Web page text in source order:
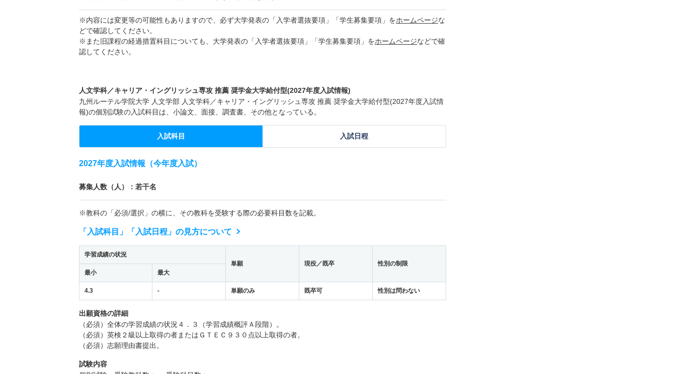
※内容には変更等の可能性もありますので、必ず大学発表の「入学者選抜要項」「学生募集要項」をホームページな
どで確認してください。
※また旧課程の経過措置科目についても、大学発表の「入学者選抜要項」「学生募集要項」をホームページなどで確
認してください。
人文学科／キャリア・イングリッシュ専攻 推薦 奨学金大学給付型(2027年度入試情報)
九州ルーテル学院大学 人文学部 人文学科／キャリア・イングリッシュ専攻 推薦 奨学金大学給付型(2027年度入試情
報)の個別試験の入試科目は、小論文、面接、調査書、その他となっている。
入試科目 入試日程
2027年度入試情報（今年度入試）
募集人数（人）：若干名
※教科の「必須/選択」の横に、その教科を受験する際の必要科目数を記載。
「入試科目」「入試日程」の見方について
学習成績の状況
単願
現役／既卒
性別の制限
最小
最大
4.3 - 単願のみ 既卒可 性別は問わない
出願資格の詳細
（必須）全体の学習成績の状況４．３（学習成績概評Ａ段階）。
（必須）英検２級以上取得の者またはＧＴＥＣ９３０点以上取得の者。
（必須）志願理由書提出。
試験内容